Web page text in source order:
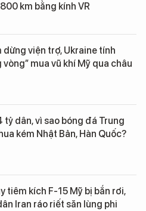
km bằng kính VR
dừng viện trợ, Ukraine tính
vòng” mua vũ khí Mỹ qua châu
tỷ dân, vì sao bóng đá Trung
kém Nhật Bản, Hàn Quốc?
tiêm kích F-15 Mỹ bị bắn rơi,
Iran ráo riết săn lùng phi